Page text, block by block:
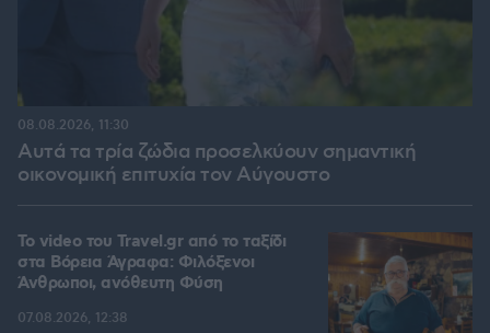
Αυτά τα τρία ζώδια προσελκύουν σημαντική
οικονομική επιτυχία τον Αύγουστο
08.08.2026, 11:30
To video του Travel.gr από το ταξίδι
στα Βόρεια Άγραφα: Φιλόξενοι
Άνθρωποι, ανόθευτη Φύση
07.08.2026, 12:38